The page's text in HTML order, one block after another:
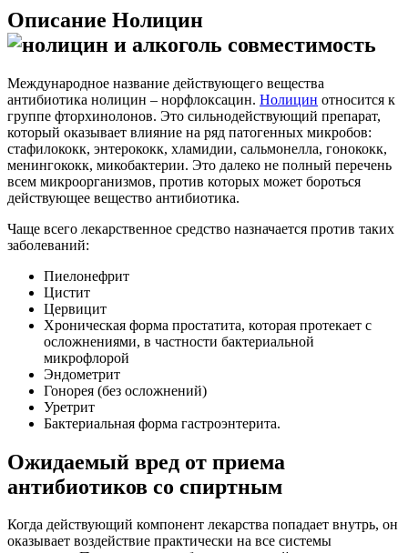
Описание Нолицин
Международное название действующего вещества
антибиотика нолицин – норфлоксацин. Нолицин относится к
группе фторхинолонов. Это сильнодействующий препарат,
который оказывает влияние на ряд патогенных микробов:
стафилококк, энтерококк, хламидии, сальмонелла, гонококк,
менингококк, микобактерии. Это далеко не полный перечень
всем микроорганизмов, против которых может бороться
действующее вещество антибиотика.
Чаще всего лекарственное средство назначается против таких
заболеваний:
Пиелонефрит
Цистит
Цервицит
Хроническая форма простатита, которая протекает с
осложнениями, в частности бактериальной
микрофлорой
Эндометрит
Гонорея (без осложнений)
Уретрит
Бактериальная форма гастроэнтерита.
Ожидаемый вред от приема
антибиотиков со спиртным
Когда действующий компонент лекарства попадает внутрь, он
оказывает воздействие практически на все системы